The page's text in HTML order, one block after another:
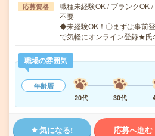
応募資格
職種未経験OK / ブランクOK
不要
◆未経験OK！〇まずは事前
で気軽にオンライン登録★
職場の雰囲気
年齢層
20代
30代
気になる! 応募へ進む